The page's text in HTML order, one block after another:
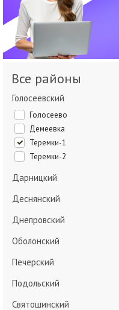
Все районы
Голосеевский
Голосеево
Демеевка
Теремки-1
Теремки-2
Дарницкий
Деснянский
Днепровский
Оболонский
Печерский
Подольский
Святошинский